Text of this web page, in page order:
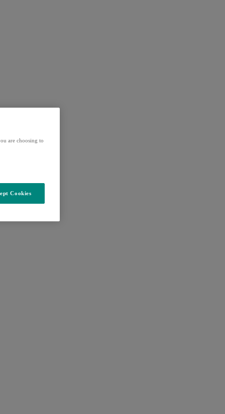
are choosing to
Cookies